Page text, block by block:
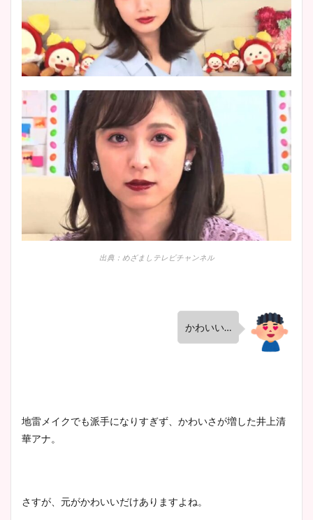
出典：めざましテレビチャンネル
かわいい…
地雷メイクでも派手になりすぎず、かわいさが増した井上清
華アナ。
さすが、元がかわいいだけありますよね。